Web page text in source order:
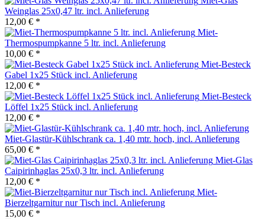
Weinglas 25x0,47 ltr. incl. Anlieferung
12,00 € *
Miet-
Thermospumpkanne 5 ltr. incl. Anlieferung
10,00 € *
Miet-Besteck
Gabel 1x25 Stück incl. Anlieferung
12,00 € *
Miet-Besteck
Löffel 1x25 Stück incl. Anlieferung
12,00 € *
Miet-Glastür-Kühlschrank ca. 1,40 mtr. hoch, incl. Anlieferung
65,00 € *
Miet-Glas
Caipirinhaglas 25x0,3 ltr. incl. Anlieferung
12,00 € *
Miet-
Bierzeltgarnitur nur Tisch incl. Anlieferung
15,00 € *